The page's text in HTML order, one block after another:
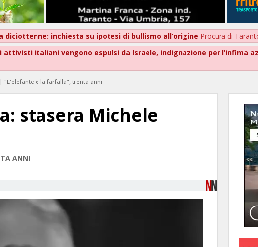
diciottenne: inchiesta su ipotesi di bullismo all’origine Procura di
attivisti italiani vengono espulsi da Israele, indignazione per l’infima
"L'elefante e la farfalla", trenta anni
stasera Michele
ANNI